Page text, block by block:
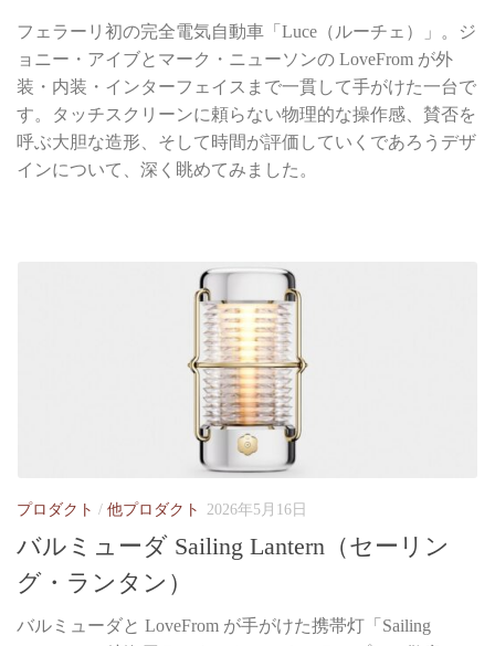
フェラーリ初の完全電気自動車「Luce（ルーチェ）」。ジ
ョニー・アイブとマーク・ニューソンの LoveFrom が外
装・内装・インターフェイスまで一貫して手がけた一台で
す。タッチスクリーンに頼らない物理的な操作感、賛否を
呼ぶ大胆な造形、そして時間が評価していくであろうデザ
インについて、深く眺めてみました。
プロダクト / 他プロダクト 2026年5月16日
バルミューダ Sailing Lantern（セーリン
グ・ランタン）
バルミューダと LoveFrom が手がけた携帯灯「Sailing